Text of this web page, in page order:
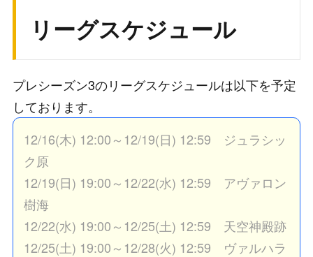
リーグスケジュール
プレシーズン3のリーグスケジュールは以下を予定
しております。
12/16(木) 12:00～12/19(日) 12:59 ジュラシッ
ク原
12/19(日) 19:00～12/22(水) 12:59 アヴァロン
樹海
12/22(水) 19:00～12/25(土) 12:59 天空神殿跡
12/25(土) 19:00～12/28(火) 12:59 ヴァルハラ